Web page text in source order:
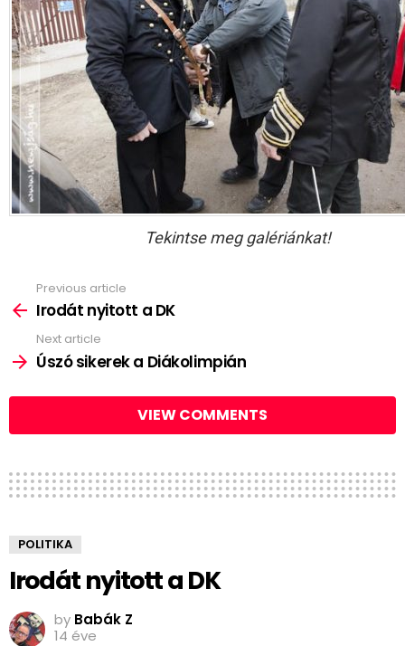
Tekintse meg galériánkat!
more
Previous article
Irodát nyitott a DK
Next article
Úszó sikerek a Diákolimpián
VIEW COMMENTS
POLITIKA
Irodát nyitott a DK
by Babák Z
14 éve